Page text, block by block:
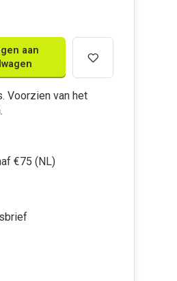
aan
Voorzien van het
€75 (NL)